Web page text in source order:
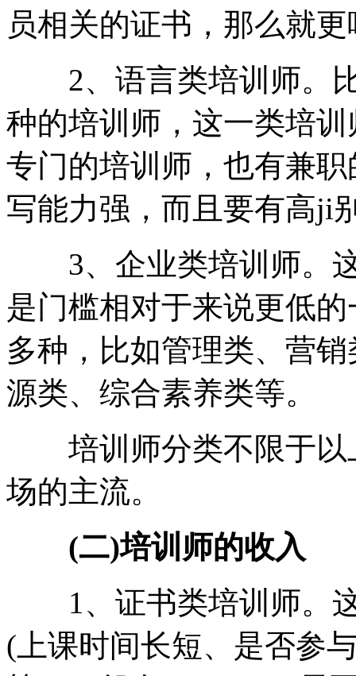
员相关的证书，那么就
2、语言类培训师。比
种的培训师，这一类培
专门的培训师，也有兼
写能力强，而且要有高ji
3、企业类培训师。这
是门槛相对于来说更低
多种，比如管理类、营
源类、综合素养类等。
培训师分类不限于以
场的主流。
(二)培训师的收入
1、证书类培训师。这
(上课时间长短、是否参